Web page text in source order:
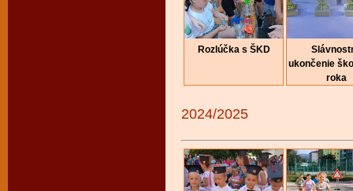
Rozlúčka s ŠKD
ukončenie
roka
2024/2025